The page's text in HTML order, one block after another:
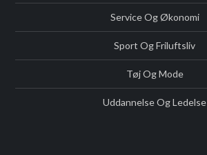
Service Og Økonomi
Sport Og Friluftsliv
Tøj Og Mode
Uddannelse Og Ledelse